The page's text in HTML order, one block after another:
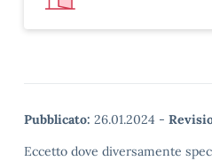
Pubblicato: 26.01.2024 -
Eccetto dove diversamente